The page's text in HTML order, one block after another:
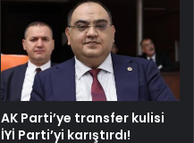
AK Parti’ye transfer kulisi
İYİ Parti’yi karıştırdı!